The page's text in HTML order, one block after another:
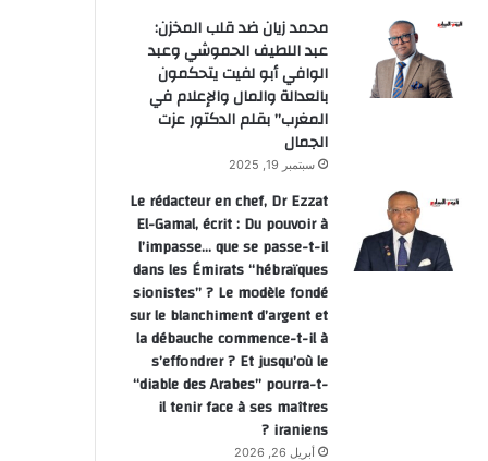
محمد زيان ضد قلب المخزن:
عبد اللطيف الحموشي وعبد
الوافي أبو لفيت يتحكمون
بالعدالة والمال والإعلام في
المغرب” بقلم الدكتور عزت
الجمال
سبتمبر 19, 2025
Le rédacteur en chef, Dr Ezzat
El-Gamal, écrit : Du pouvoir à
l’impasse… que se passe-t-il
dans les Émirats “hébraïques
sionistes” ? Le modèle fondé
sur le blanchiment d’argent et
la débauche commence-t-il à
s’effondrer ? Et jusqu’où le
“diable des Arabes” pourra-t-
il tenir face à ses maîtres
iraniens ?
أبريل 26, 2026